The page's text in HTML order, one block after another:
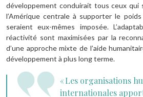
développement conduirait tous ceux qui
l’Amérique centrale à supporter le poids
seraient eux-mêmes imposée.
réactivité sont maximisées par la
d’une approche mixte de l’aide
développement à plus long terme.
« Les organisations
internationales